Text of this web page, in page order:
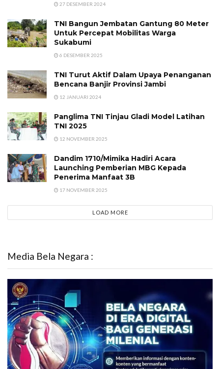
27 DESEMBER 2024
TNI Bangun Jembatan Gantung 80 Meter
Untuk Percepat Mobilitas Warga
Sukabumi
6 DESEMBER 2025
TNI Turut Aktif Dalam Upaya Penanganan
Bencana Banjir Provinsi Jambi
12 JANUARI 2024
Panglima TNI Tinjau Gladi Model Latihan
TNI 2025
12 NOVEMBER 2025
Dandim 1710/Mimika Hadiri Acara
Launching Pemberian MBG Kepada
Penerima Manfaat 3B
17 NOVEMBER 2025
LOAD MORE
Media Bela Negara :